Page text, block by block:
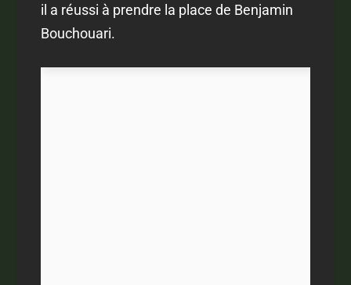
il a réussi à prendre la place de Benjamin
Bouchouari.